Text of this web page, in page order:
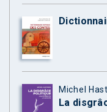
Michel
La